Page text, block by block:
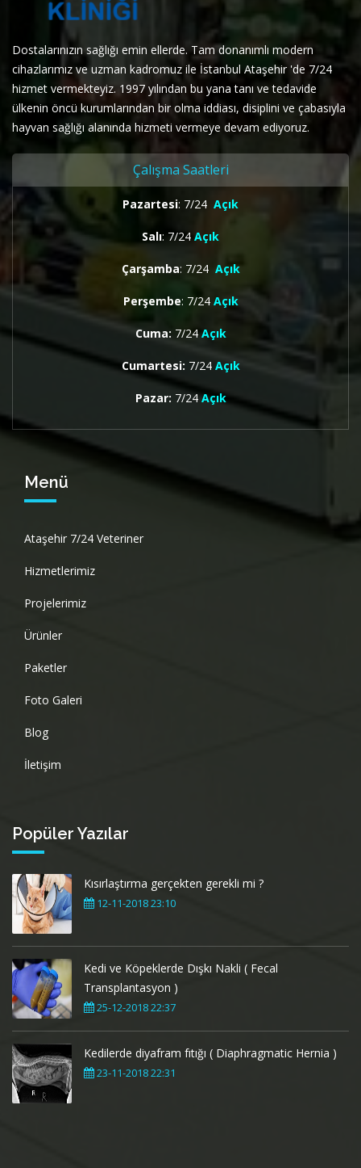
Dostalarınızın sağlığı emin ellerde. Tam donanımlı modern
cihazlarımız ve uzman kadromuz ile İstanbul Ataşehir 'de 7/24
hizmet vermekteyiz. 1997 yılından bu yana tanı ve tedavide
ülkenin öncü kurumlarından bir olma iddiası, disiplini ve çabasıyla
hayvan sağlığı alanında hizmeti vermeye devam ediyoruz.
Çalışma Saatleri
Pazartesi: 7/24 Açık
Salı: 7/24 Açık
Çarşamba: 7/24 Açık
Perşembe: 7/24 Açık
Cuma: 7/24Açık
Cumartesi: 7/24 Açık
Pazar: 7/24Açık
Menü
Ataşehir 7/24 Veteriner
Hizmetlerimiz
Projelerimiz
Ürünler
Paketler
Foto Galeri
Blog
İletişim
Popüler Yazılar
Kısırlaştırma gerçekten gerekli mi ?
12-11-2018 23:10
Kedi ve Köpeklerde Dışkı Nakli ( Fecal
Transplantasyon )
25-12-2018 22:37
Kedilerde diyafram fıtığı ( Diaphragmatic Hernia )
23-11-2018 22:31